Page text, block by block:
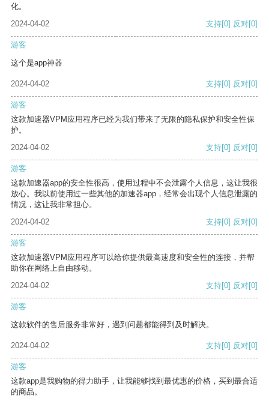
化。
2024-04-02
支持[0] 反对[0]
游客
这个是app神器
2024-04-02 支持[0] 反对[0]
游客
这款加速器VPM应用程序已经为我们带来了无限的隐私保护和安全性保
护。
2024-04-02
支持[0] 反对[0]
游客
这款加速器app的安全性很高，使用过程中不会泄露个人信息，这让我很
放心。我以前使用过一些其他的加速器app，经常会出现个人信息泄露的
情况，这让我非常担心。
2024-04-02
支持[0] 反对[0]
游客
这款加速器VPM应用程序可以给你提供最高速度和安全性的连接，并帮
助你在网络上自由移动。
2024-04-02
支持[0] 反对[0]
游客
这款软件的售后服务非常好，遇到问题都能得到及时解决。
2024-04-02 支持[0] 反对[0]
游客
这款app是我购物的得力助手，让我能够找到最优惠的价格，买到最合适
的商品。